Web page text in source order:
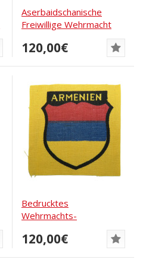
Aserbaidschanische
Freiwillige Wehrmacht
120,00€
Bedrucktes
Wehrmachts-
Freiwilligen-Ärmelschild
für...
120,00€